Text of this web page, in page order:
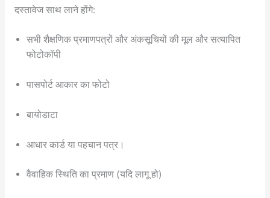
दस्तावेज साथ लाने होंगे:
सभी शैक्षणिक प्रमाणपत्रों और अंकसूचियों की मूल और सत्यापित
फोटोकॉपी
पासपोर्ट आकार का फोटो
बायोडाटा
आधार कार्ड या पहचान पत्र।
वैवाहिक स्थिति का प्रमाण (यदि लागू हो)